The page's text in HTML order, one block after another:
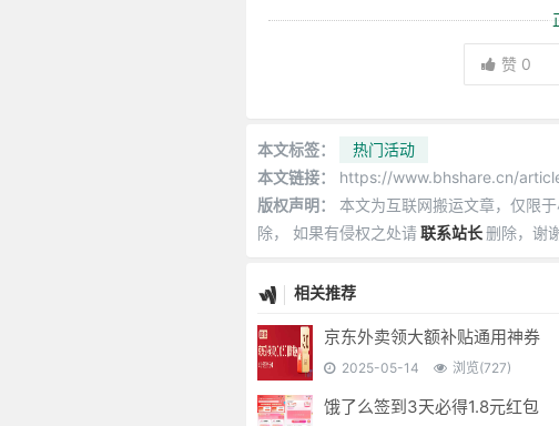
赞 0
本文标签：
热门活动
本文链接：
https://www.bhshare.cn/
版权声明：
本文为互联网搬运文章，仅限
除， 如果有侵权之处请联系站长删除，谢
相关推荐
京东外卖领大额补贴通用神券
2025-05-14 浏览(727)
饿了么签到3天必得1.8元红包